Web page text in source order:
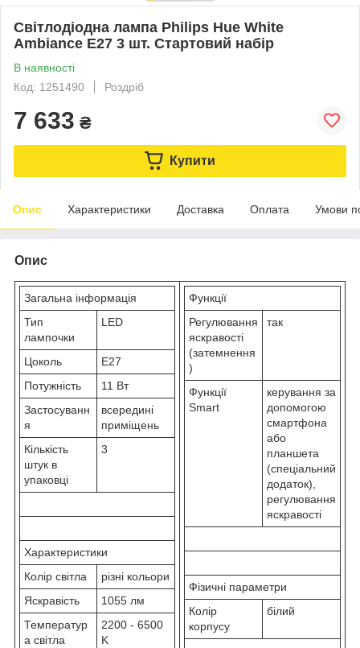
Світлодіодна лампа Philips Hue White
Ambiance E27 3 шт. Стартовий набір
В наявності
Код: 1251490
Роздріб
7 633 ₴
Купити
Опис Характеристики Доставка Оплата Умови
Опис
Загальна інформація
Тип
лампочки
LED
Цоколь
E27
Потужність
11 Вт
Застосуванн
я
всередині
приміщень
Кількість
штук в
упаковці
3
Характеристики
Колір світла
різні кольори
Яскравість
1055 лм
Температур
а світла
2200 - 6500
K
Функції
Регулювання
яскравості
(затемнення
)
так
Функції
Smart
керування за
допомогою
смартфона
або
планшета
(спеціальний
додаток),
регулювання
яскравості
Фізичні параметри
Колір
корпусу
білий